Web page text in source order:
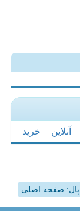
آنلاین خرید
صفحه اصلی